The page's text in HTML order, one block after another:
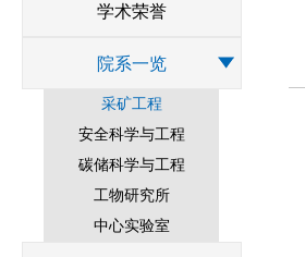
学术荣誉
院系一览
采矿工程
安全科学与工程
碳储科学与工程
工物研究所
中心实验室